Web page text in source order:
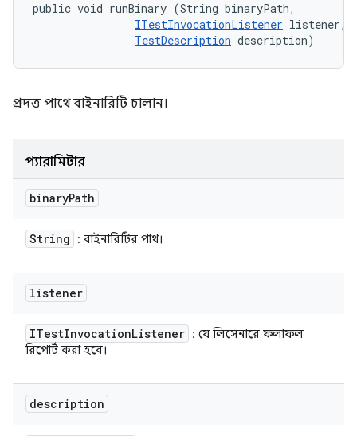
public void runBinary (String binaryPath,
ITestInvocationListener listener,
TestDescription description)
প্রদত্ত পাথে বাইনারিটি চালান।
প্যারামিটার
binaryPath
String : বাইনারিটির পাথ।
listener
ITestInvocationListener : যে লিসেনারে ফলাফল
রিপোর্ট করা হবে।
description